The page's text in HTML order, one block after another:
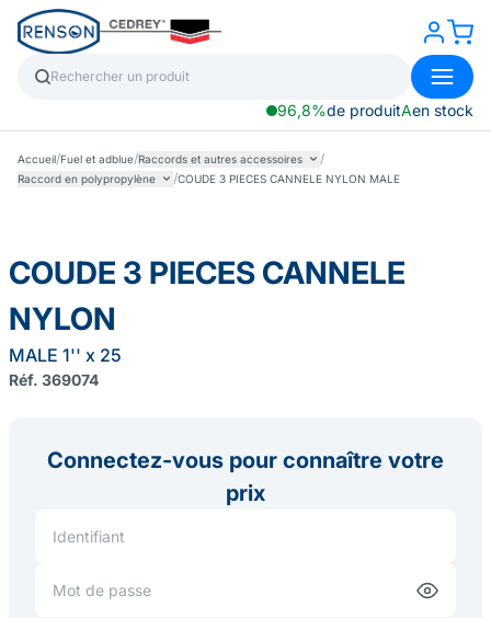
96,8%de produitAen stock
Accueil/Fuel et adblue/Raccords et autres accessoires /
Raccord en polypropylène /COUDE 3 PIECES CANNELE NYLON MALE
COUDE 3 PIECES CANNELE
NYLON
MALE 1'' x 25
Réf. 369074
Connectez-vous pour connaître votre
prix